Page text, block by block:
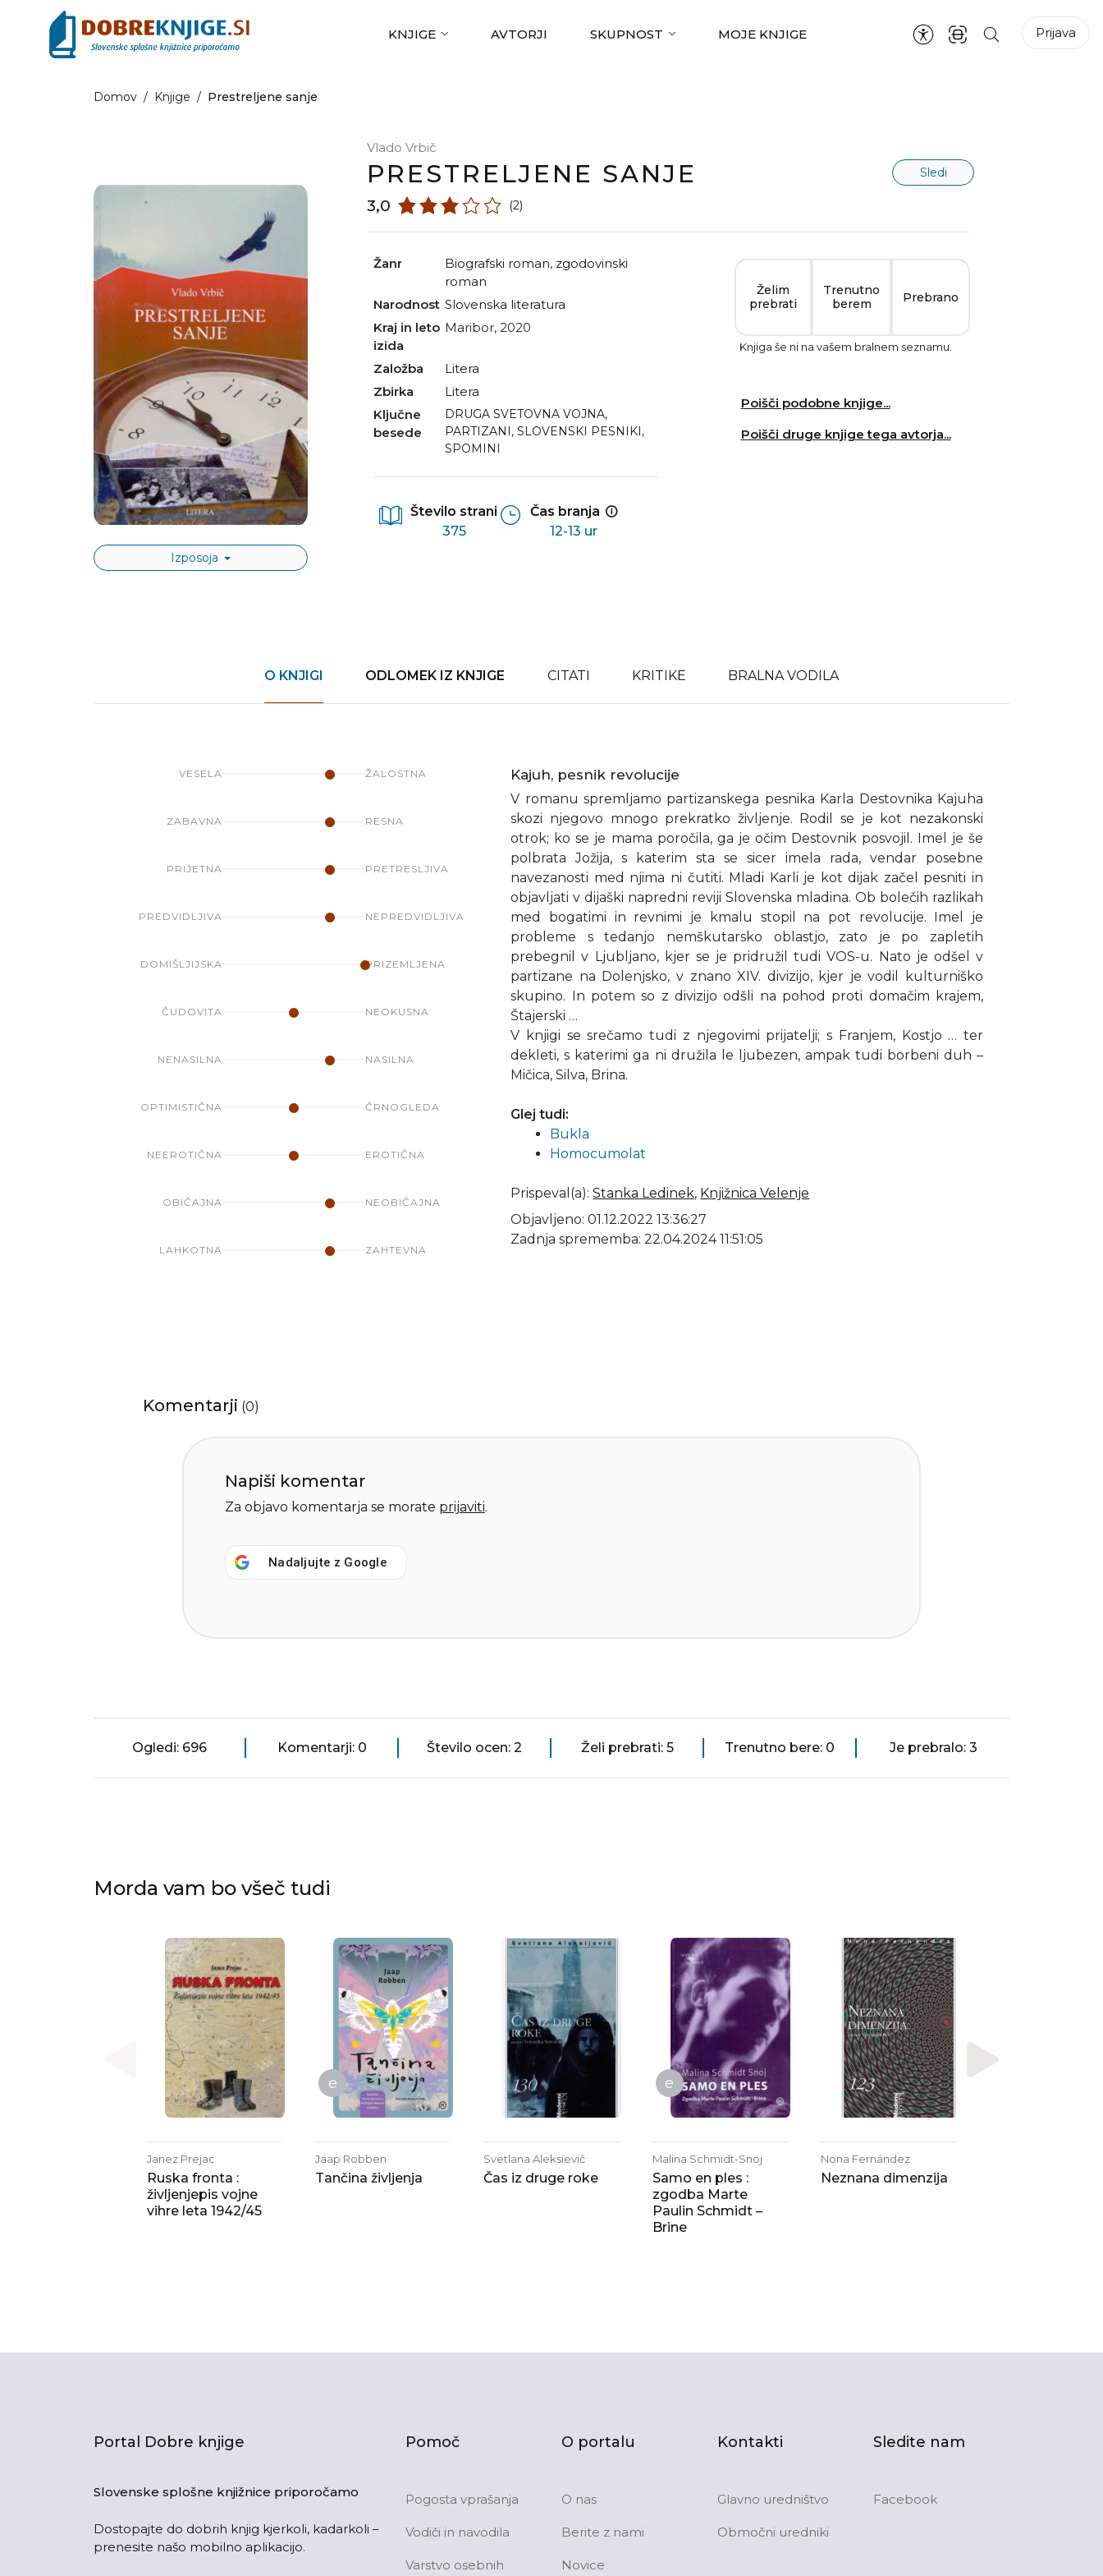
KNJIGE AVTORJI SKUPNOST MOJE KNJIGE Prijava
Domov / Knjige / Prestreljene sanje
Izposoja
Vlado Vrbič
PRESTRELJENE SANJE Sledi
3,0 (2)
Žanr biografski roman, zgodovinski
roman
Narodnost
slovenska literatura
Kraj in leto
izida
Maribor, 2020
Založba
Litera
Zbirka
Litera
Ključne
besede
DRUGA SVETOVNA VOJNA,
PARTIZANI, SLOVENSKI PESNIKI,
SPOMINI
Število strani
375
Čas branja
12-13 ur
Želim
prebrati
Trenutno
berem
Prebrano
Knjiga še ni na vašem bralnem seznamu.
Poišči podobne knjige...
Poišči druge knjige tega avtorja...
O KNJIGI ODLOMEK IZ KNJIGE CITATI KRITIKE BRALNA VODILA
VESELA ŽALOSTNA
ZABAVNA RESNA
PRIJETNA PRETRESLJIVA
PREDVIDLJIVA NEPREDVIDLJIVA
DOMIŠLJIJSKA PRIZEMLJENA
ČUDOVITA NEOKUSNA
NENASILNA NASILNA
OPTIMISTIČNA ČRNOGLEDA
NEEROTIČNA EROTIČNA
OBIČAJNA NEOBIČAJNA
LAHKOTNA ZAHTEVNA
Kajuh, pesnik revolucije
V romanu spremljamo partizanskega pesnika Karla Destovnika Kajuha
skozi njegovo mnogo prekratko življenje. Rodil se je kot nezakonski
otrok; ko se je mama poročila, ga je očim Destovnik posvojil. Imel je še
polbrata Jožija, s katerim sta se sicer imela rada, vendar posebne
navezanosti med njima ni čutiti. Mladi Karli je kot dijak začel pesniti in
objavljati v dijaški napredni reviji Slovenska mladina. Ob bolečih razlikah
med bogatimi in revnimi je kmalu stopil na pot revolucije. Imel je
probleme s tedanjo nemškutarsko oblastjo, zato je po zapletih
prebegnil v Ljubljano, kjer se je pridružil tudi VOS-u. Nato je odšel v
partizane na Dolenjsko, v znano XIV. divizijo, kjer je vodil kulturniško
skupino. In potem so z divizijo odšli na pohod proti domačim krajem,
Štajerski …
V knjigi se srečamo tudi z njegovimi prijatelji; s Franjem, Kostjo … ter
dekleti, s katerimi ga ni družila le ljubezen, ampak tudi borbeni duh –
Mičica, Silva, Brina.
Glej tudi:
Bukla
Homocumolat
Prispeval(a):Stanka Ledinek, Knjižnica Velenje
Objavljeno: 01.12.2022 13:36:27
Zadnja sprememba: 22.04.2024 11:51:05
Komentarji (0)
Napiši komentar
Za objavo komentarja se morate prijaviti.
Nadaljujte z Google
Ogledi: 696 Komentarji: 0 Število ocen: 2 Želi prebrati: 5 Trenutno bere: 0 Je prebralo: 3
Morda vam bo všeč tudi
Janez Prejac
Ruska fronta :
življenjepis vojne
vihre leta 1942/45
e
Jaap Robben
Tančina življenja
Svetlana Aleksievič
Čas iz druge roke
e
Malina Schmidt-Snoj
Samo en ples :
zgodba Marte
Paulin Schmidt –
Brine
Nona Fernández
Neznana dimenzija
Portal Dobre knjige
Slovenske splošne knjižnice priporočamo
Dostopajte do dobrih knjig kjerkoli, kadarkoli –
prenesite našo mobilno aplikacijo.
Pomoč
Pogosta vprašanja
Vodiči in navodila
Varstvo osebnih
O portalu
O nas
Berite z nami
Novice
Kontakti
Glavno uredništvo
Območni uredniki
Sledite nam
Facebook